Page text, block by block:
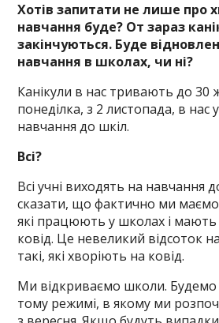
Хотів запитати не лише про
навчання буде? От зараз
закінчуються. Буде
навчання в школах, чи ні?
Канікули в нас тривають до 30
понеділка, з 2 листопада, в нас
навчання до шкіл.
Всі?
Всі учні виходять на навчання
сказати, що фактично ми маємо
які працюють у школах і
ковід. Це невеликий відсоток
такі, які хворіють на ковід.
Ми відкриваємо школи.
тому режимі, в якому ми